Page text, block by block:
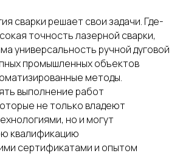
сварки решает свои задачи. Где-
точность лазерной сварки,
универсальность ручной дуговой
промышленных объектов
методы.
выполнение работ
не только владеют
но и могут
квалификацию
сертификатами и опытом